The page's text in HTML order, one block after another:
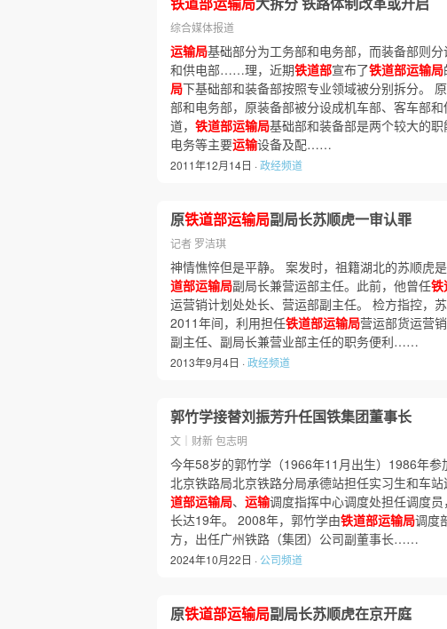
综合媒体报道
运输局基础部分为工务部和电务部，而装备部则
和供电部……理，近期铁道部宣布了铁道部运输局
局下基础部和装备部按照专业领域被分别拆分。
部和电务部，原装备部被分设成机车部、客车部
道， 铁道部运输局基础部和装备部是两个较大的
电务等主要运输设备及配……
2011年12月14日 ·政经频道
原铁道部运输局副局长苏顺虎一审认罪
记者 罗洁琪
神情憔悴但是平静。 案发时，祖籍湖北的苏顺虎
道部运输局副局长兼营运部主任。此前，他曾任铁
运营销计划处处长、营运部副主任。 检方指控，
2011年间，利用担任铁道部运输局营运部货运营
副主任、副局长兼营业部主任的职务便利……
2013年9月4日 ·政经频道
郭竹学接替刘振芳升任国铁集团董事长
文｜财新 包志明
今年58岁的郭竹学（1966年11月出生）1986年参
北京铁路局北京铁路分局承德站担任实习生和车
道部运输局、 运输调度指挥中心调度处担任调度
长达19年。 2008年，郭竹学由铁道部运输局调度
方，出任广州铁路（集团）公司副董事长……
2024年10月22日 · 公司频道
原铁道部运输局副局长苏顺虎在京开庭